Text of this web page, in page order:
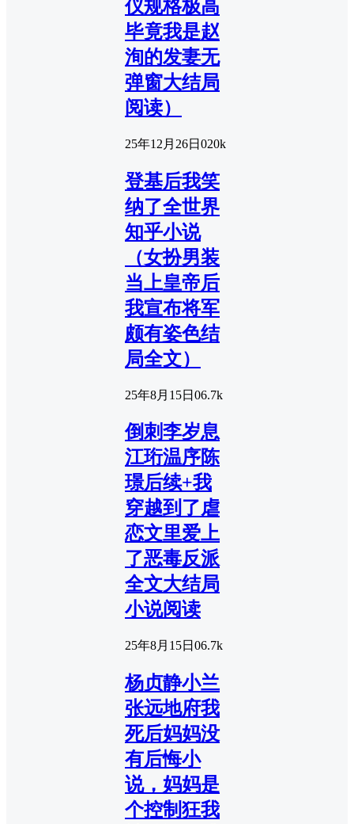
仪规格极高
毕竟我是赵
洵的发妻无
弹窗大结局
阅读）
25年12月26日 020k
登基后我笑
纳了全世界
知乎小说
（女扮男装
当上皇帝后
我宣布将军
颇有姿色结
局全文）
25年8月15日 06.7k
倒刺李岁息
江珩温序陈
璟后续+我
穿越到了虐
恋文里爱上
了恶毒反派
全文大结局
小说阅读
25年8月15日 06.7k
杨贞静小兰
张远地府我
死后妈妈没
有后悔小
说，妈妈是
个控制狂我